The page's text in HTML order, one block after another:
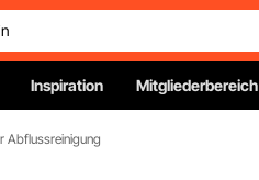
Inspiration Mitgliederbereich
Abflussreinigung